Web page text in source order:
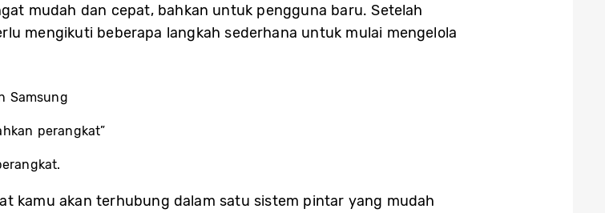
mudah dan cepat, bahkan untuk pengguna baru. Setelah
mengikuti beberapa langkah sederhana untuk mulai mengelola
Samsung
perangkat”
kamu akan terhubung dalam satu sistem pintar yang mudah